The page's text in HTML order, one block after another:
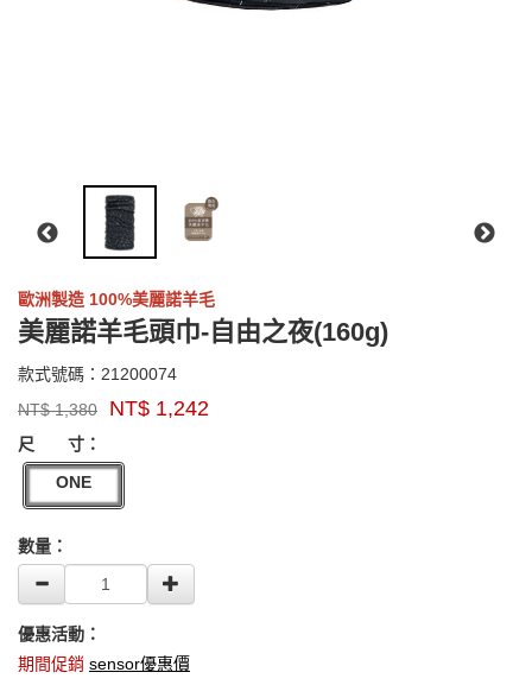
歐洲製造 100%美麗諾羊毛
美麗諾羊毛頭巾-自由之夜(160g)
款式號碼： 2120007421200074
牌：
sensor
NT$1,380 NT$ 1,242
GOODS000000000000003700080
尺 寸：
ONE
數量：
優惠活動：
期間促銷 sensor優惠價